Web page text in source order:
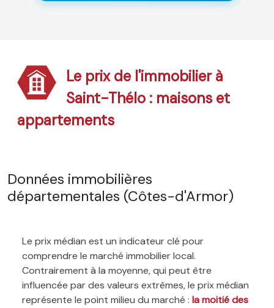
Le prix de l'immobilier à
Saint-Thélo : maisons et
appartements
Données immobilières
départementales (Côtes-d'Armor)
Le prix médian est un indicateur clé pour
comprendre le marché immobilier local.
Contrairement à la moyenne, qui peut être
influencée par des valeurs extrêmes, le prix médian
représente le point milieu du marché : la moitié des